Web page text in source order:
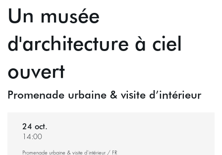
Un musée
d'architecture à ciel
ouvert
Promenade urbaine & visite d’intérieur
24 oct.
14:00
Promenade urbaine & visite d’intérieur / FR